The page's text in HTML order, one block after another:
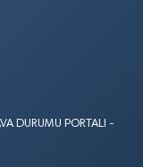
DURUMU PORTALI -